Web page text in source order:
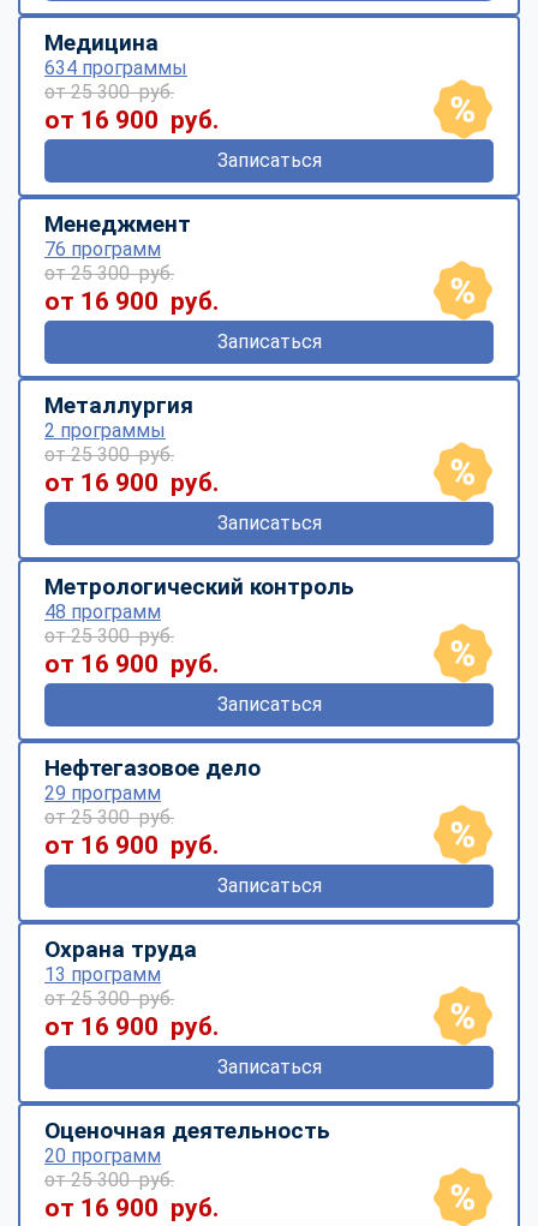
Медицина
634 программы
от 25 300 руб.
от 16 900 руб.
Записаться
Менеджмент
76 программ
от 25 300 руб.
от 16 900 руб.
Записаться
Металлургия
2 программы
от 25 300 руб.
от 16 900 руб.
Записаться
Метрологический контроль
48 программ
от 25 300 руб.
от 16 900 руб.
Записаться
Нефтегазовое дело
29 программ
от 25 300 руб.
от 16 900 руб.
Записаться
Охрана труда
13 программ
от 25 300 руб.
от 16 900 руб.
Записаться
Оценочная деятельность
20 программ
от 25 300 руб.
от 16 900 руб.